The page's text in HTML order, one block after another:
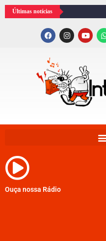
Últimas notícias
Ouça nossa Rádio